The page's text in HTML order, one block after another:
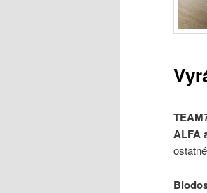
ALFA